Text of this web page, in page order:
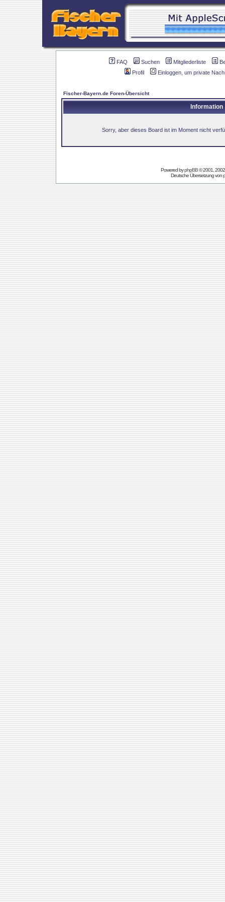
FAQ Suchen Mitgliederliste
Profil
Einloggen, um private
Fischer-Bayern.de Foren-Übersicht
Information
Sorry, aber dieses Board ist im Moment nicht
Powered byphpBB© 2001,
Deutsche Übersetzung von